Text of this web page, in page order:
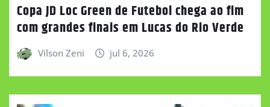
Copa JD Loc Green de Futebol chega ao fim
com grandes finais em Lucas do Rio Verde
Vilson Zeni jul 6, 2026